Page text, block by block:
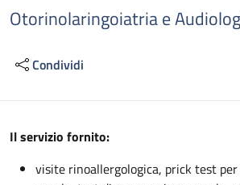
Otorinolaringoiatria e
Condividi
Descrizione
Il servizio fornito:
visite rinoallergologica, prick test